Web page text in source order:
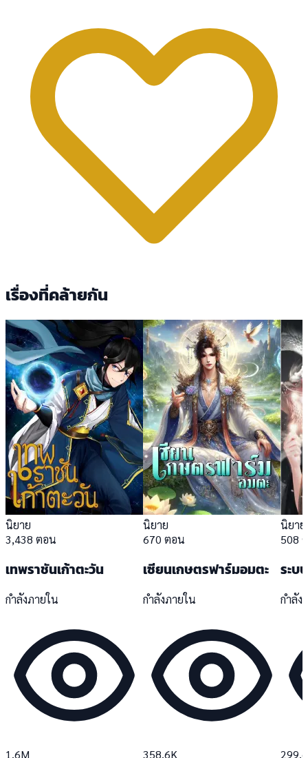
เรื่องที่คล้ายกัน
นิยาย
3,438 ตอน
เทพราชันเก้าตะวัน
กำลังภายใน
1.6M
นิยาย
670 ตอน
เซียนเกษตรฟาร์มอมตะ
กำลังภายใน
358.6K
นิยาย
508
ระบ
กำลัง